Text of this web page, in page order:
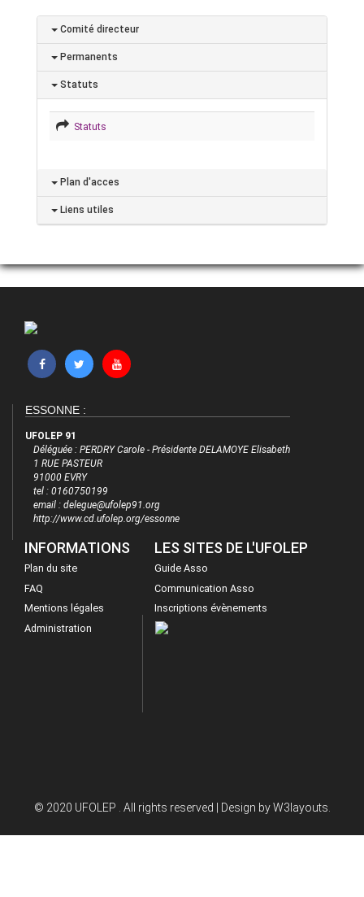
Comité directeur
Permanents
Statuts
Statuts
Plan d'acces
Liens utiles
ESSONNE :
UFOLEP 91
Déléguée : PERDRY Carole - Présidente DELAMOYE Elisabeth
1 RUE PASTEUR
91000 EVRY
tel : 0160750199
email : delegue@ufolep91.org
http://www.cd.ufolep.org/essonne
INFORMATIONS
Plan du site
FAQ
Mentions légales
Administration
LES SITES DE L'UFOLEP
Guide Asso
Communication Asso
Inscriptions évènements
© 2020 UFOLEP . All rights reserved | Design byW3layouts.